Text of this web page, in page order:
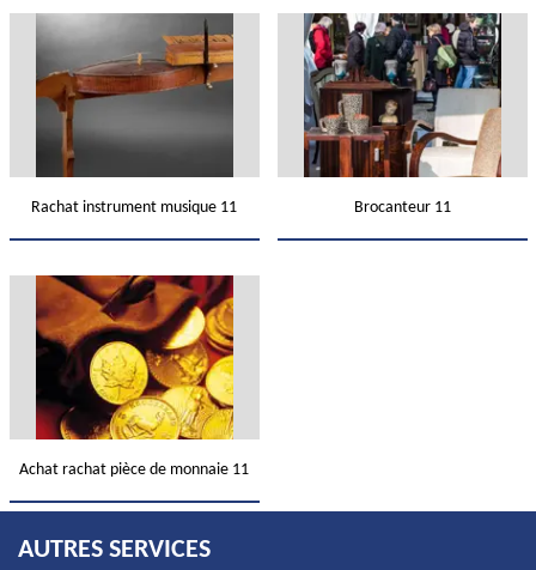
Rachat instrument musique 11 Brocanteur 11
Achat rachat pièce de monnaie 11
AUTRES SERVICES